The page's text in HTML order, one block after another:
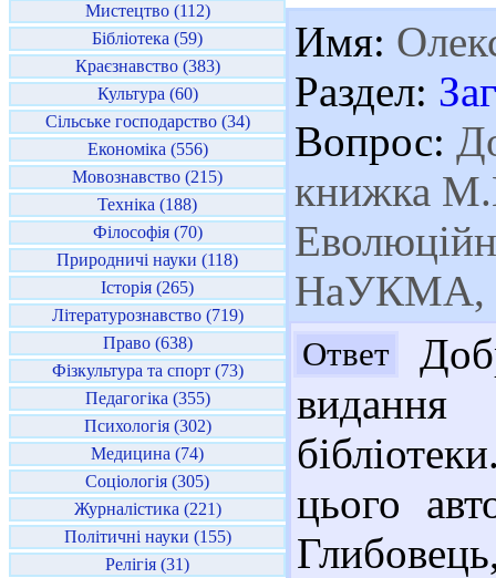
Мистецтво (112)
Бібліотека (59)
Краєзнавство (383)
Культура (60)
Сільське господарство (34)
Економіка (556)
Мовознавство (215)
Техніка (188)
Філософія (70)
Природничі науки (118)
Історія (265)
Літературознавство (719)
Право (638)
Фізкультура та спорт (73)
Педагогіка (355)
Психологія (302)
Медицина (74)
Соціологія (305)
Журналістика (221)
Політичні науки (155)
Релігія (31)
Имя:
Раздел:
Вопрос:
книжка
НаУКМА,
Ответ
видання
цього